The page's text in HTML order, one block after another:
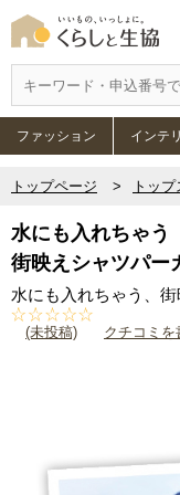
ファッション インテ
トップページ トップ
水にも入れちゃう
街映えシャツパー
水にも入れちゃう、街
(未投稿) クチコミを